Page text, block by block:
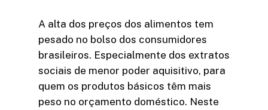
A alta dos preços dos alimentos tem
pesado no bolso dos consumidores
brasileiros. Especialmente dos extratos
sociais de menor poder aquisitivo, para
quem os produtos básicos têm mais
peso no orçamento doméstico. Neste